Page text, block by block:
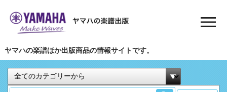
ヤマハの楽譜ほか出版商品の情報サイトです。